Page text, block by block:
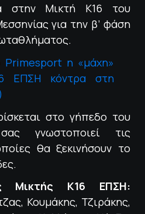
στην Μικτή Κ16 του
για την β’ φάση
η «μάχη»
ΕΠΣΗ κόντρα στη
στο γήπεδο του
γνωστοποιεί τις
θα ξεκινήσουν το
Μικτής Κ16 ΕΠΣΗ:
Κουμάκης, Τζιράκης,